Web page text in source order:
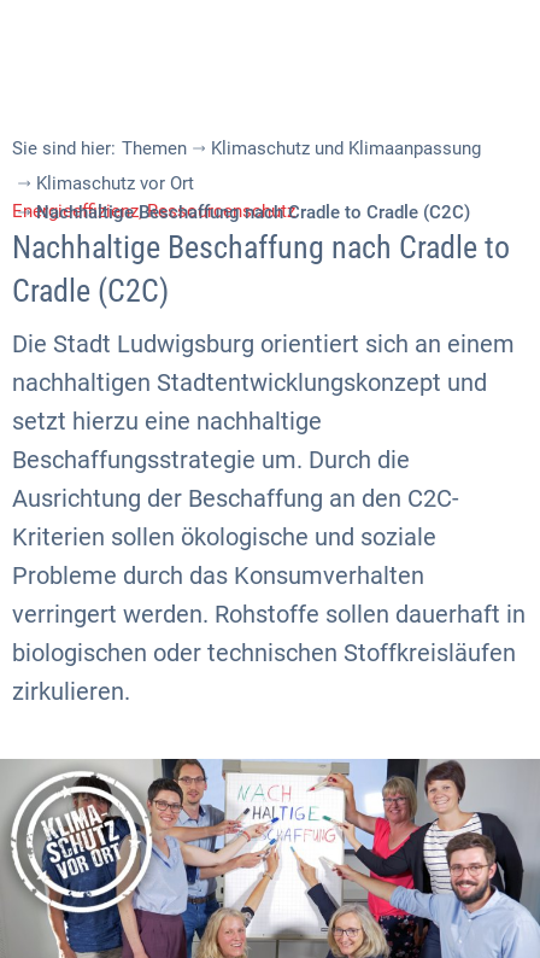
Sie sind hier: Themen
Klimaschutz und Klimaanpassung
Klimaschutz vor Ort
Nachhaltige Beschaffung nach Cradle to Cradle (C2C)
Energieeffizienz, Ressourcenschutz
Nachhaltige Beschaffung nach Cradle to
Cradle (C2C)
Die Stadt Ludwigsburg orientiert sich an einem
nachhaltigen Stadtentwicklungskonzept und
setzt hierzu eine nachhaltige
Beschaffungsstrategie um. Durch die
Ausrichtung der Beschaffung an den C2C-
Kriterien sollen ökologische und soziale
Probleme durch das Konsumverhalten
verringert werden. Rohstoffe sollen dauerhaft in
biologischen oder technischen Stoffkreisläufen
zirkulieren.